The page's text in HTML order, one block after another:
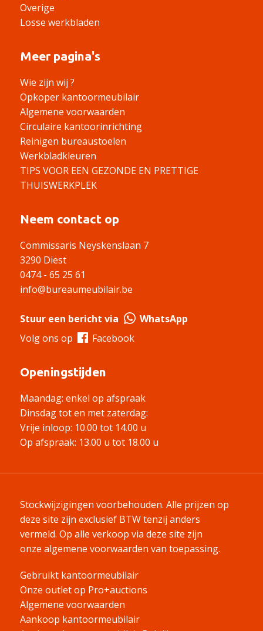
Overige
Losse werkbladen
Meer pagina's
Wie zijn wij ?
Opkoper kantoormeubilair
Algemene voorwaarden
Circulaire kantoorinrichting
Reinigen bureaustoelen
Werkbladkleuren
TIPS VOOR EEN GEZONDE EN PRETTIGE
THUISWERKPLEK
Neem contact op
Commissaris Neyskenslaan 7
3290 Diest
0474 - 65 25 61
info@bureaumeubilair.be
Stuur een bericht via
WhatsApp
Volg ons op
Facebook
Openingstijden
Maandag: enkel op afspraak
Dinsdag tot en met zaterdag:
Vrije inloop: 10.00 tot 14.00 u
Op afspraak: 13.00 u tot 18.00 u
Stockwijzigingen voorbehouden. Alle prijzen op
deze site zijn exclusief BTW tenzij anders
vermeld. Op alle verkoop via deze site zijn
onze algemene voorwaarden van toepassing.
Gebruikt kantoormeubilair
Onze outlet op Pro+auctions
Algemene voorwaarden
Aankoop kantoormeubilair